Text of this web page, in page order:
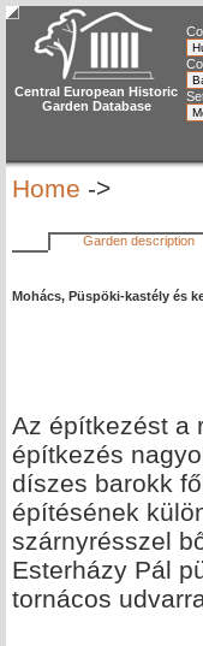
Central European Historic
Garden Database
Home ->
Garden description
Mohács, Püspöki-kastély és
Az építkezést a
építkezés
díszes barokk
építésének
szárnyrésszel
Esterházy Pál
tornácos